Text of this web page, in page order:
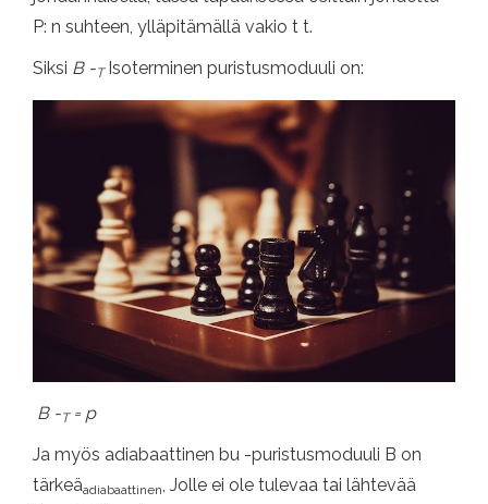
P: n suhteen, ylläpitämällä vakio t t.
Siksi B -TIsoterminen puristusmoduuli on:
B -T= p
Ja myös adiabaattinen bu -puristusmoduuli B on
tärkeäadiabaattinen, Jolle ei ole tulevaa tai lähtevää